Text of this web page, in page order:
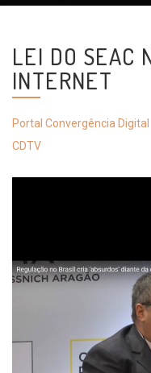
internet
LEI DO SEAC
INTERNET
Portal Convergência Digital
CDTV